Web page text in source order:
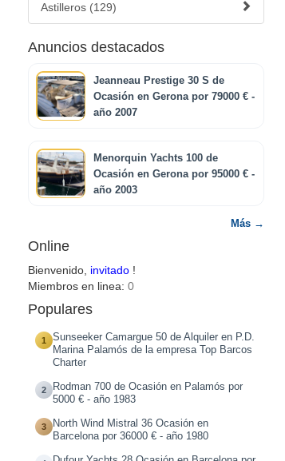
Astilleros (129)
Anuncios destacados
Jeanneau Prestige 30 S de
Ocasión en Gerona por 79000 € -
año 2007
Menorquin Yachts 100 de
Ocasión en Gerona por 95000 € -
año 2003
Más →
Online
Bienvenido, invitado !
Miembros en linea: 0
Populares
1
Sunseeker Camargue 50 de Alquiler en P.D.
Marina Palamós de la empresa Top Barcos
Charter
2
Rodman 700 de Ocasión en Palamós por
5000 € - año 1983
3
North Wind Mistral 36 Ocasión en
Barcelona por 36000 € - año 1980